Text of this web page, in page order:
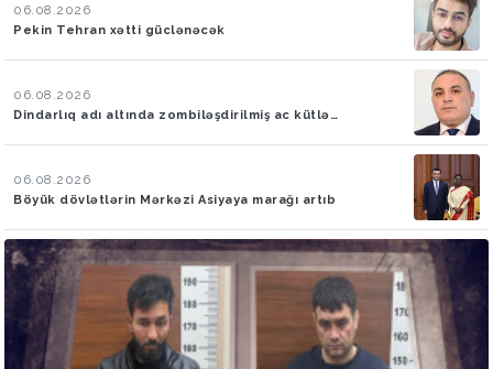
06.08.2026
Pekin Tehran xətti güclənəcək
06.08.2026
Dindarlıq adı altında zombiləşdirilmiş ac kütlə…
06.08.2026
Böyük dövlətlərin Mərkəzi Asiyaya marağı artıb